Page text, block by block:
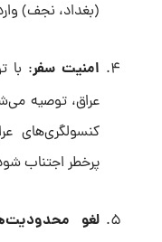
(بغداد، نجف)
امنیت سفر: با
عراق، توصیه
کنسولگری‌های
پرخطر اجتناب
لغو